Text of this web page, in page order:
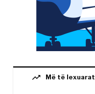
trending_up Më të lexuarat